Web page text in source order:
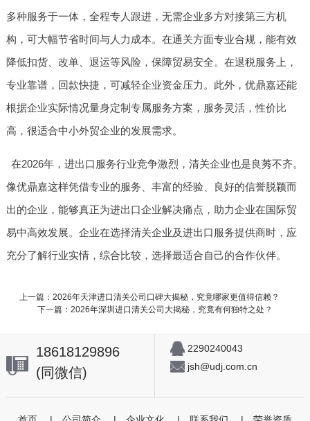
多种服务于一体，全程专人跟进，无需企业多方对接第三方机
构，可大幅节省时间与人力成本。在通关方面专业合规，能有效
降低扣货、改单、退运等风险，保障贸易安全。在退税服务上，
专业靠谱，回款快捷，可减轻企业资金压力。此外，优鼎嘉还能
根据企业实际情况量身定制专属服务方案，服务灵活，性价比
高，很适合中小外贸企业的发展需求。
在2026年，进出口服务行业竞争激烈，清关企业也是良莠不齐。
像优鼎嘉这样凭借专业的服务、丰富的经验、良好的信誉脱颖而
出的企业，能够真正为进出口企业解决痛点，助力企业在国际贸
易中高效发展。企业在选择清关企业及进出口服务提供商时，应
充分了解行业实情，综合比较，选择最适合自己的合作伙伴。
上一篇：2026年天津进口清关公司口碑大揭秘，究竟哪家更值得信赖？
下一篇：2026年深圳进口清关公司大揭秘，究竟有何独特之处？
18618129896
(同微信)
2290240043
jsh@udj.com.cn